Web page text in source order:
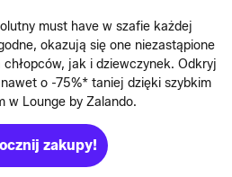
must have w szafie każdej
okazują się one niezastąpione
jak i dziewczynek. Odkryj
o -75%* taniej dzięki szybkim
w Lounge by Zalando.
zakupy!